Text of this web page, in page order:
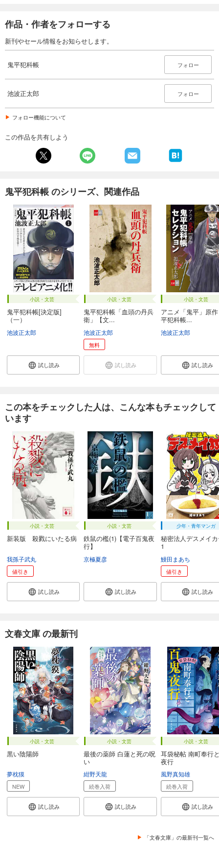
作品・作者をフォローする
新刊やセール情報をお知らせします。
鬼平犯科帳 フォロー
池波正太郎 フォロー
フォロー機能について
この作品を共有しよう
鬼平犯科帳 のシリーズ、関連作品
小説・文芸
鬼平犯科帳[決定版]
（一）
池波正太郎
試し読み
小説・文芸
鬼平犯科帳「血頭の丹兵
衛」【文...
池波正太郎
無料
試し読み
小説・文芸
アニメ「鬼平」原
平犯科帳...
池波正太郎
試し読み
この本をチェックした人は、こんな本もチェックして
います
小説・文芸
新装版 殺戮にいたる病
我孫子武丸
値引き
試し読み
小説・文芸
鉄鼠の檻(1)【電子百鬼夜
行】
京極夏彦
試し読み
少年・青年マンガ
秘密法人デスメイ
1
鰻田まあち
値引き
試し読み
文春文庫 の最新刊
小説・文芸
黒い陰陽師
夢枕獏
NEW
試し読み
小説・文芸
最後の薬師 白蓮と死の呪
い
紺野天龍
続巻入荷
試し読み
小説・文芸
耳袋秘帖 南町奉行
夜行
風野真知雄
続巻入荷
試し読み
「文春文庫」の最新刊一覧へ